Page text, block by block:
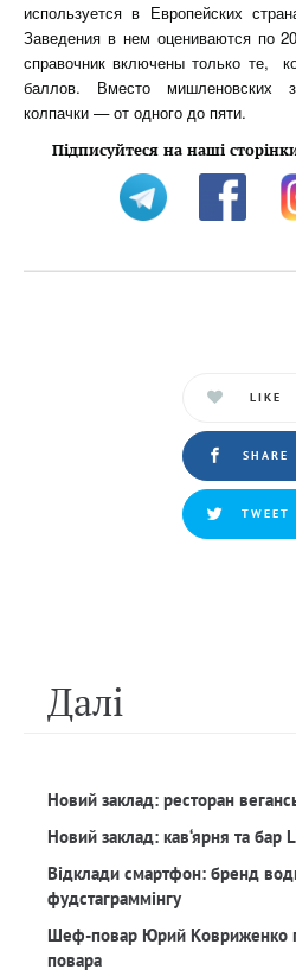
используется в Европейских
Заведения в нем оцениваются по
справочник включены только те,
баллов. Вместо мишленовских
колпачки — от одного до пяти.
Підписуйтеся на наші
LIKE
SHARE
TWEET
Далi
Новий заклад: ресторан
Новий заклад: кав‘ярня та бар
Відклади смартфон: бренд
фудстаграммінгу
Шеф-повар Юрий Ковриженко
повара